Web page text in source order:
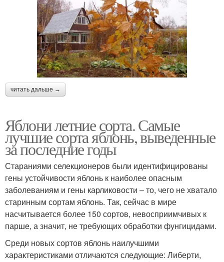
читать дальше →
Яблони летние сорта. Самые
лучшие сорта яблонь, выведенные
за последние годы
Стараниями селекционеров были идентифицированы
гены устойчивости яблонь к наиболее опасным
заболеваниям и гены карликовости – то, чего не хватало
старинным сортам яблонь. Так, сейчас в мире
насчитывается более 150 сортов, невосприимчивых к
парше, а значит, не требующих обработки фунгицидами.
Среди новых сортов яблонь наилучшими
характеристиками отличаются следующие: Либерти,